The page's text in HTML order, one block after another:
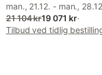
man., 21.12. - man.,
21 104 kr19 071 kr·
Tilbud ved tidlig